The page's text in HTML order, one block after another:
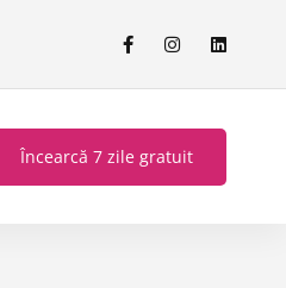
Încearcă 7 zile gratuit